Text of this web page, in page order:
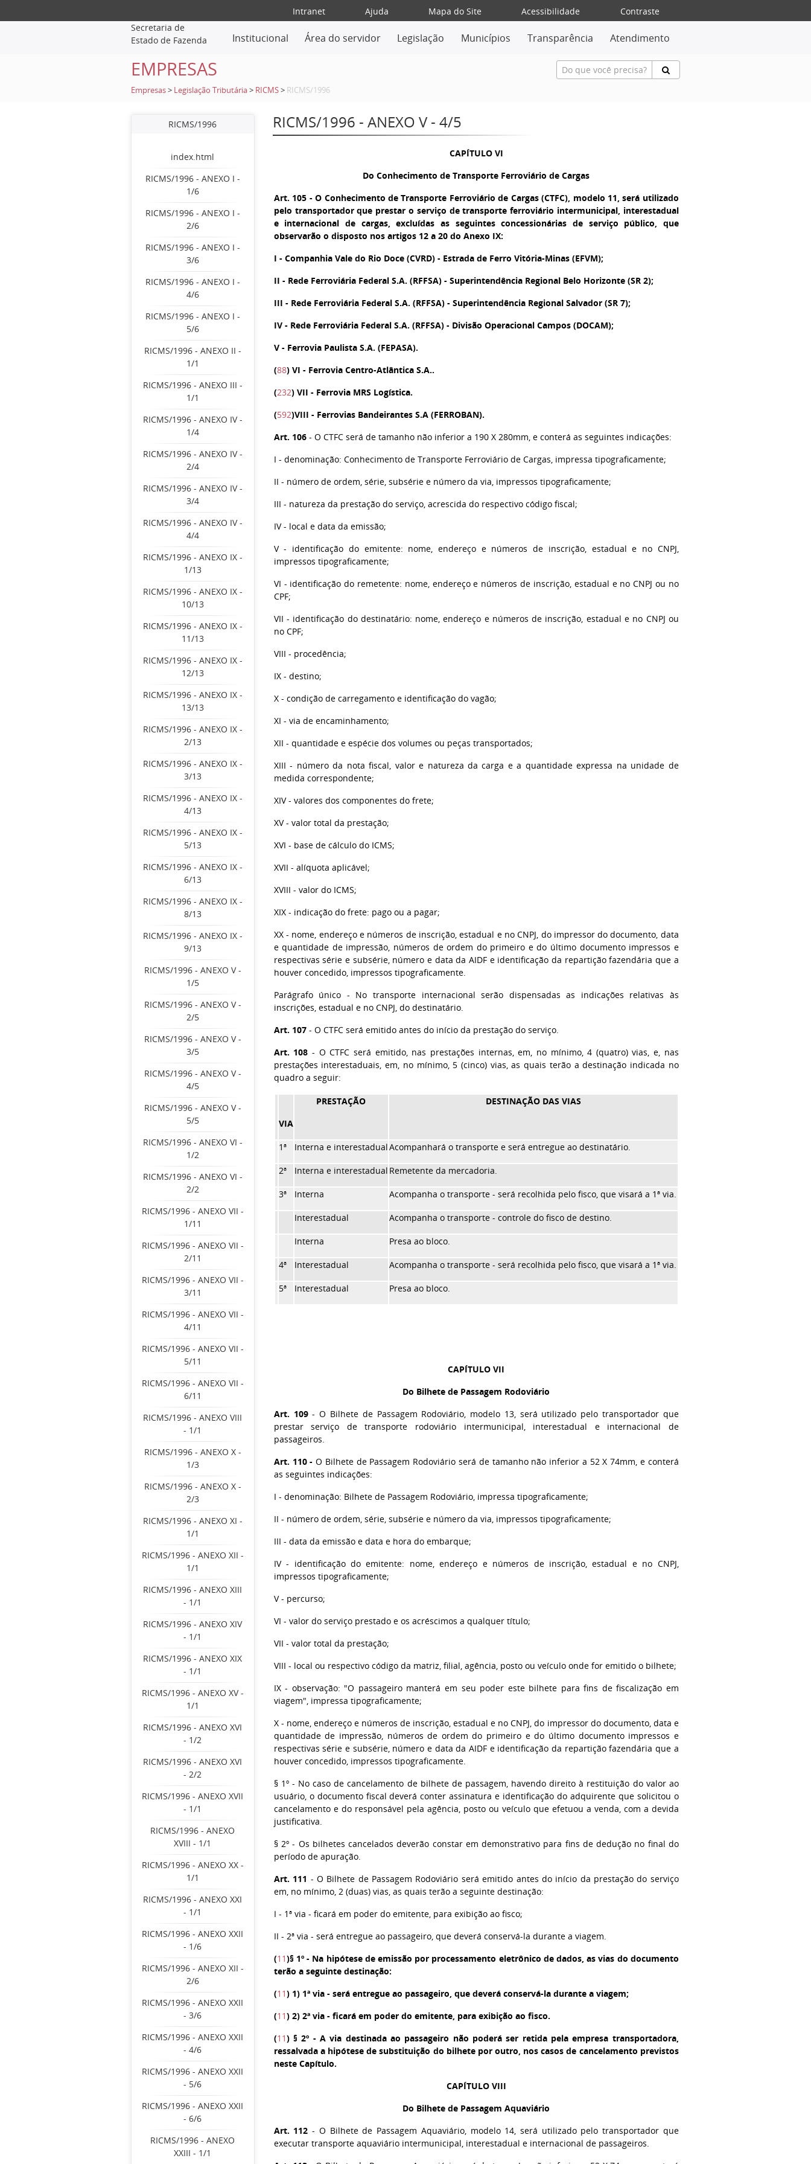
Intranet Ajuda Mapa do Site Acessibilidade
Contraste
Secretaria de
Estado de Fazenda
Institucional Área do servidor Legislação Municípios Transparência Atendimento
EMPRESAS
Empresas > Legislação Tributária > RICMS > RICMS/1996
RICMS/1996
index.html
RICMS/1996 - ANEXO I -
1/6
RICMS/1996 - ANEXO I -
2/6
RICMS/1996 - ANEXO I -
3/6
RICMS/1996 - ANEXO I -
4/6
RICMS/1996 - ANEXO I -
5/6
RICMS/1996 - ANEXO II -
1/1
RICMS/1996 - ANEXO III -
1/1
RICMS/1996 - ANEXO IV -
1/4
RICMS/1996 - ANEXO IV -
2/4
RICMS/1996 - ANEXO IV -
3/4
RICMS/1996 - ANEXO IV -
4/4
RICMS/1996 - ANEXO IX -
1/13
RICMS/1996 - ANEXO IX -
10/13
RICMS/1996 - ANEXO IX -
11/13
RICMS/1996 - ANEXO IX -
12/13
RICMS/1996 - ANEXO IX -
13/13
RICMS/1996 - ANEXO IX -
2/13
RICMS/1996 - ANEXO IX -
3/13
RICMS/1996 - ANEXO IX -
4/13
RICMS/1996 - ANEXO IX -
5/13
RICMS/1996 - ANEXO IX -
6/13
RICMS/1996 - ANEXO IX -
8/13
RICMS/1996 - ANEXO IX -
9/13
RICMS/1996 - ANEXO V -
1/5
RICMS/1996 - ANEXO V -
2/5
RICMS/1996 - ANEXO V -
3/5
RICMS/1996 - ANEXO V -
4/5
RICMS/1996 - ANEXO V -
5/5
RICMS/1996 - ANEXO VI -
1/2
RICMS/1996 - ANEXO VI -
2/2
RICMS/1996 - ANEXO VII -
1/11
RICMS/1996 - ANEXO VII -
2/11
RICMS/1996 - ANEXO VII -
3/11
RICMS/1996 - ANEXO VII -
4/11
RICMS/1996 - ANEXO VII -
5/11
RICMS/1996 - ANEXO VII -
6/11
RICMS/1996 - ANEXO VIII
- 1/1
RICMS/1996 - ANEXO X -
1/3
RICMS/1996 - ANEXO X -
2/3
RICMS/1996 - ANEXO XI -
1/1
RICMS/1996 - ANEXO XII -
1/1
RICMS/1996 - ANEXO XIII
- 1/1
RICMS/1996 - ANEXO XIV
- 1/1
RICMS/1996 - ANEXO XIX
- 1/1
RICMS/1996 - ANEXO XV -
1/1
RICMS/1996 - ANEXO XVI
- 1/2
RICMS/1996 - ANEXO XVI
- 2/2
RICMS/1996 - ANEXO XVII
- 1/1
RICMS/1996 - ANEXO
XVIII - 1/1
RICMS/1996 - ANEXO XX -
1/1
RICMS/1996 - ANEXO XXI
- 1/1
RICMS/1996 - ANEXO XXII
- 1/6
RICMS/1996 - ANEXO XII -
2/6
RICMS/1996 - ANEXO XXII
- 3/6
RICMS/1996 - ANEXO XXII
- 4/6
RICMS/1996 - ANEXO XXII
- 5/6
RICMS/1996 - ANEXO XXII
- 6/6
RICMS/1996 - ANEXO
XXIII - 1/1
RICMS/1996 - ANEXO V - 4/5
CAPÍTULO VI
Do Conhecimento de Transporte Ferroviário de Cargas
Art. 105 - O Conhecimento de Transporte Ferroviário de Cargas (CTFC), modelo 11, será utilizado
pelo transportador que prestar o serviço de transporte ferroviário intermunicipal, interestadual
e internacional de cargas, excluídas as seguintes concessionárias de serviço público, que
observarão o disposto nos artigos 12 a 20 do Anexo IX:
I - Companhia Vale do Rio Doce (CVRD) - Estrada de Ferro Vitória-Minas (EFVM);
II - Rede Ferroviária Federal S.A. (RFFSA) - Superintendência Regional Belo Horizonte (SR 2);
III - Rede Ferroviária Federal S.A. (RFFSA) - Superintendência Regional Salvador (SR 7);
IV- Rede Ferroviária Federal S.A. (RFFSA) - Divisão Operacional Campos (DOCAM);
V- Ferrovia Paulista S.A. (FEPASA).
(88) VI - Ferrovia Centro-Atlântica S.A..
(232) VII - Ferrovia MRS Logística.
(592)VIII - Ferrovias Bandeirantes S.A (FERROBAN).
Art. 106- O CTFC será de tamanho não inferior a 190 X 280mm, e conterá as seguintes indicações:
I - denominação: Conhecimento de Transporte Ferroviário de Cargas, impressa tipograficamente;
II - número de ordem, série, subsérie e número da via, impressos tipograficamente;
III - natureza da prestação do serviço, acrescida do respectivo código fiscal;
IV- local e data da emissão;
V- identificação do emitente: nome, endereço e números de inscrição, estadual e no CNPJ,
impressos tipograficamente;
VI - identificação do remetente: nome, endereço e números de inscrição, estadual e no CNPJ ou no
CPF;
VII - identificação do destinatário: nome, endereço e números de inscrição, estadual e no CNPJ ou
no CPF;
VIII - procedência;
IX- destino;
X- condição de carregamento e identificação do vagão;
XI - via de encaminhamento;
XII - quantidade e espécie dos volumes ou peças transportados;
XIII - número da nota fiscal, valor e natureza da carga e a quantidade expressa na unidade de
medida correspondente;
XIV- valores dos componentes do frete;
XV- valor total da prestação;
XVI - base de cálculo do ICMS;
XVII - alíquota aplicável;
XVIII - valor do ICMS;
XIX- indicação do frete: pago ou a pagar;
XX- nome, endereço e números de inscrição, estadual e no CNPJ, do impressor do documento, data
e quantidade de impressão, números de ordem do primeiro e do último documento impressos e
respectivas série e subsérie, número e data da AIDF e identificação da repartição fazendária que a
houver concedido, impressos tipograficamente.
Parágrafo único - No transporte internacional serão dispensadas as indicações relativas às
inscrições, estadual e no CNPJ, do destinatário.
Art. 107- O CTFC será emitido antes do início da prestação do serviço.
Art. 108 - O CTFC será emitido, nas prestações internas, em, no mínimo, 4 (quatro) vias, e, nas
prestações interestaduais, em, no mínimo, 5 (cinco) vias, as quais terão a destinação indicada no
quadro a seguir:
VIA
PRESTAÇÃO DESTINAÇÃO DAS VIAS
1ª Interna e interestadualAcompanhará o transporte e será entregue ao destinatário.
2ª Interna e interestadual Remetente da mercadoria.
3ª Interna Acompanha o transporte - será recolhida pelo fisco, que visará a 1ª via.
Interestadual Acompanha o transporte - controle do fisco de destino.
Interna Presa ao bloco.
4ª Interestadual Acompanha o transporte - será recolhida pelo fisco, que visará a 1ª via.
5ª Interestadual Presa ao bloco.
CAPÍTULO VII
Do Bilhete de Passagem Rodoviário
Art. 109- O Bilhete de Passagem Rodoviário, modelo 13, será utilizado pelo transportador que
prestar serviço de transporte rodoviário intermunicipal, interestadual e internacional de
passageiros.
Art. 110- O Bilhete de Passagem Rodoviário será de tamanho não inferior a 52 X 74mm, e conterá
as seguintes indicações:
I - denominação: Bilhete de Passagem Rodoviário, impressa tipograficamente;
II - número de ordem, série, subsérie e número da via, impressos tipograficamente;
III - data da emissão e data e hora do embarque;
IV- identificação do emitente: nome, endereço e números de inscrição, estadual e no CNPJ,
impressos tipograficamente;
V- percurso;
VI - valor do serviço prestado e os acréscimos a qualquer título;
VII - valor total da prestação;
VIII - local ou respectivo código da matriz, filial, agência, posto ou veículo onde for emitido o bilhete;
IX- observação: "O passageiro manterá em seu poder este bilhete para fins de fiscalização em
viagem", impressa tipograficamente;
X- nome, endereço e números de inscrição, estadual e no CNPJ, do impressor do documento, data e
quantidade de impressão, números de ordem do primeiro e do último documento impressos e
respectivas série e subsérie, número e data da AIDF e identificação da repartição fazendária que a
houver concedido, impressos tipograficamente.
§ 1º- No caso de cancelamento de bilhete de passagem, havendo direito à restituição do valor ao
usuário, o documento fiscal deverá conter assinatura e identificação do adquirente que solicitou o
cancelamento e do responsável pela agência, posto ou veículo que efetuou a venda, com a devida
justificativa.
§ 2º - Os bilhetes cancelados deverão constar em demonstrativo para fins de dedução no final do
período de apuração.
Art. 111 - O Bilhete de Passagem Rodoviário será emitido antes do início da prestação do serviço
em, no mínimo, 2 (duas) vias, as quais terão a seguinte destinação:
I - 1ª via - ficará em poder do emitente, para exibição ao fisco;
II - 2ª via - será entregue ao passageiro, que deverá conservá-la durante a viagem.
(11)§ 1º- Na hipótese de emissão por processamento eletrônico de dados, as vias do documento
terão a seguinte destinação:
(11) 1) 1ª via - será entregue ao passageiro, que deverá conservá-la durante a viagem;
(11) 2) 2ª via - ficará em poder do emitente, para exibição ao fisco.
(11)§ 2º - A via destinada ao passageiro não poderá ser retida pela empresa transportadora,
ressalvada a hipótese de substituição do bilhete por outro, nos casos de cancelamento previstos
neste Capítulo.
CAPÍTULO VIII
Do Bilhete de Passagem Aquaviário
Art. 112 - O Bilhete de Passagem Aquaviário, modelo 14, será utilizado pelo transportador que
executar transporte aquaviário intermunicipal, interestadual e internacional de passageiros.